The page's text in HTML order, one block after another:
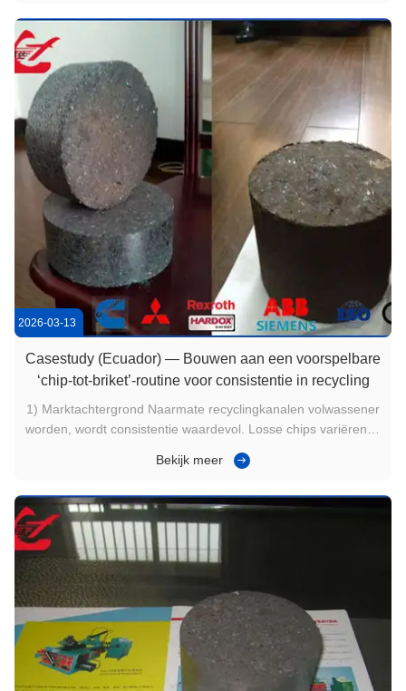
vertrekt: ...
2026-03-13
Casestudy (Ecuador) — Bouwen aan een voorspelbare
‘chip-tot-briket’-routine voor consistentie in recycling
1) Marktachtergrond Naarmate recyclingkanalen volwassener
worden, wordt consistentie waardevol. Losse chips variëren in
onvoorspelbaar en de opslag rommelig worden. Veel
verwerkingsroutine ...
Bekijk meer